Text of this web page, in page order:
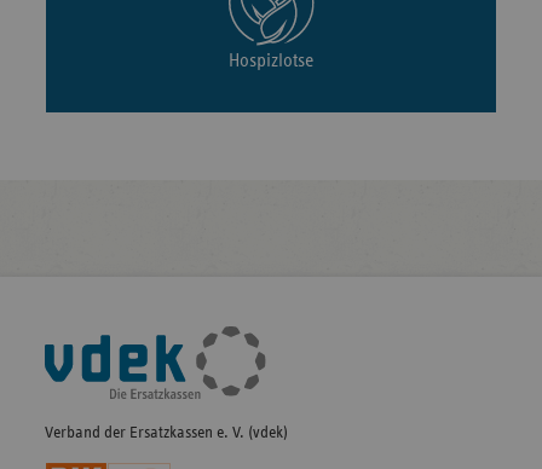
Hospizlotse
Fußleisten-
Navigation
Verband der Ersatzkassen e. V. (vdek)